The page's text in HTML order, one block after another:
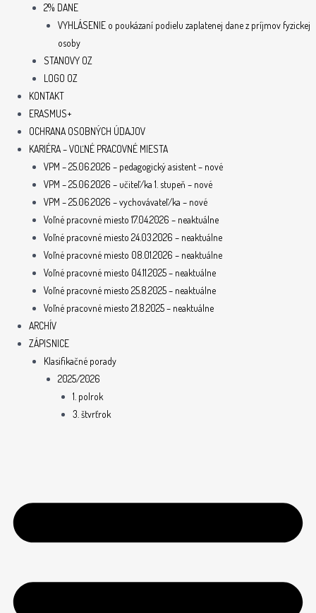
2% DANE
VYHLÁSENIE o poukázaní podielu zaplatenej dane z príjmov fyzickej
osoby
STANOVY OZ
LOGO OZ
KONTAKT
ERASMUS+
OCHRANA OSOBNÝCH ÚDAJOV
KARIÉRA – VOĽNÉ PRACOVNÉ MIESTA
VPM – 25.06.2026 – pedagogický asistent – nové
VPM – 25.06.2026 – učiteľ/ka 1. stupeň – nové
VPM – 25.06.2026 – vychovávateľ/ka – nové
Voľné pracovné miesto 17.04.2026 – neaktuálne
Voľné pracovné miesto 24.03.2026 – neaktuálne
Voľné pracovné miesto 08.01.2026 – neaktuálne
Voľné pracovné miesto 04.11.2025 – neaktuálne
Voľné pracovné miesto 25.8.2025 – neaktuálne
Voľné pracovné miesto 21.8.2025 – neaktuálne
ARCHÍV
ZÁPISNICE
Klasifikačné porady
2025/2026
1. polrok
3. štvrťrok